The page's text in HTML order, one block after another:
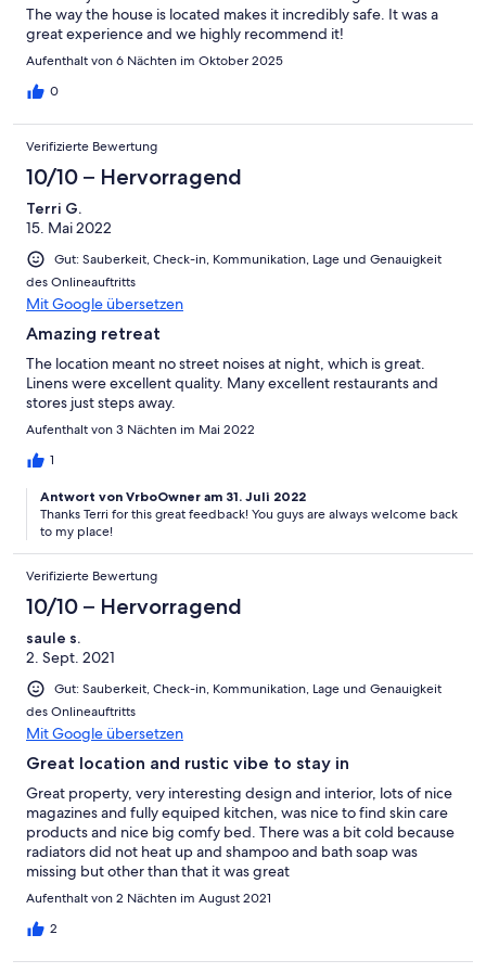
The way the house is located makes it incredibly safe. It was a
great experience and we highly recommend it!
Aufenthalt von 6 Nächten im Oktober 2025
0
Verifizierte Bewertung
10/10 – Hervorragend
Terri G.
15. Mai 2022
Gut: Sauberkeit, Check-in, Kommunikation, Lage und Genauigkeit
des Onlineauftritts
Mit Google übersetzen
Amazing retreat
The location meant no street noises at night, which is great.
Linens were excellent quality. Many excellent restaurants and
stores just steps away.
Aufenthalt von 3 Nächten im Mai 2022
1
Antwort von VrboOwner am 31. Juli 2022
Thanks Terri for this great feedback! You guys are always welcome back
to my place!
Verifizierte Bewertung
10/10 – Hervorragend
saule s.
2. Sept. 2021
Gut: Sauberkeit, Check-in, Kommunikation, Lage und Genauigkeit
des Onlineauftritts
Mit Google übersetzen
Great location and rustic vibe to stay in
Great property, very interesting design and interior, lots of nice
magazines and fully equiped kitchen, was nice to find skin care
products and nice big comfy bed. There was a bit cold because
radiators did not heat up and shampoo and bath soap was
missing but other than that it was great
Aufenthalt von 2 Nächten im August 2021
2